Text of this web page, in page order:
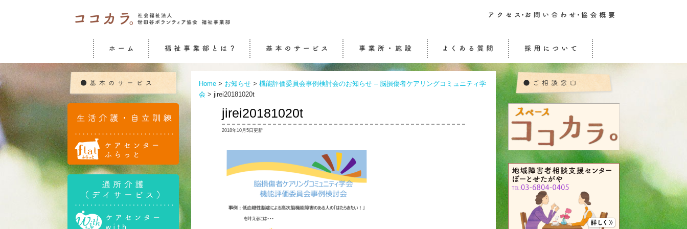
生活介護・自立訓練
通所介護（デイサービ
ス）
ケアマネジメント ケアセンターふらっと
ケアセンターwith
ケアステーション連
ケア相談センター結
Home > お知らせ > 機能評価委員会事例検討会のお知らせ – 脳損傷者ケアリングコミュニティ学
会 > jirei20181020t
jirei20181020t
2018年10月5日更新